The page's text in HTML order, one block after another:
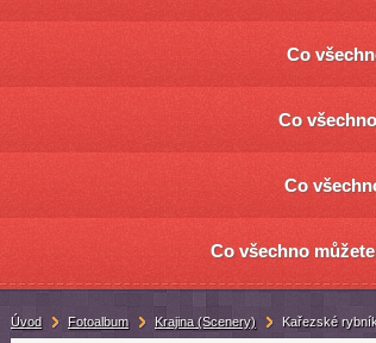
Co
Co
Co
Co všechno
Úvod Fotoalbum Krajina (Scenery) Kařezské